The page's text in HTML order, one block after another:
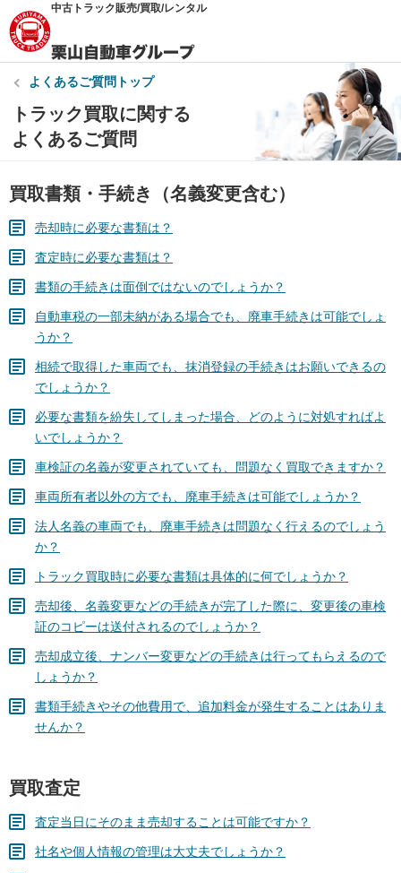
中古トラック販売/買取/レンタル
よくあるご質問トップ
トラック買取に関する
よくあるご質問
買取書類・手続き（名義変更含む）
売却時に必要な書類は？
査定時に必要な書類は？
書類の手続きは面倒ではないのでしょうか？
自動車税の一部未納がある場合でも、廃車手続きは可能でしょ
うか？
相続で取得した車両でも、抹消登録の手続きはお願いできるの
でしょうか？
必要な書類を紛失してしまった場合、どのように対処すればよ
いでしょうか？
車検証の名義が変更されていても、問題なく買取できますか？
車両所有者以外の方でも、廃車手続きは可能でしょうか？
法人名義の車両でも、廃車手続きは問題なく行えるのでしょう
か？
トラック買取時に必要な書類は具体的に何でしょうか？
売却後、名義変更などの手続きが完了した際に、変更後の車検
証のコピーは送付されるのでしょうか？
売却成立後、ナンバー変更などの手続きは行ってもらえるので
しょうか？
書類手続きやその他費用で、追加料金が発生することはありま
せんか？
買取査定
査定当日にそのまま売却することは可能ですか？
社名や個人情報の管理は大丈夫でしょうか？